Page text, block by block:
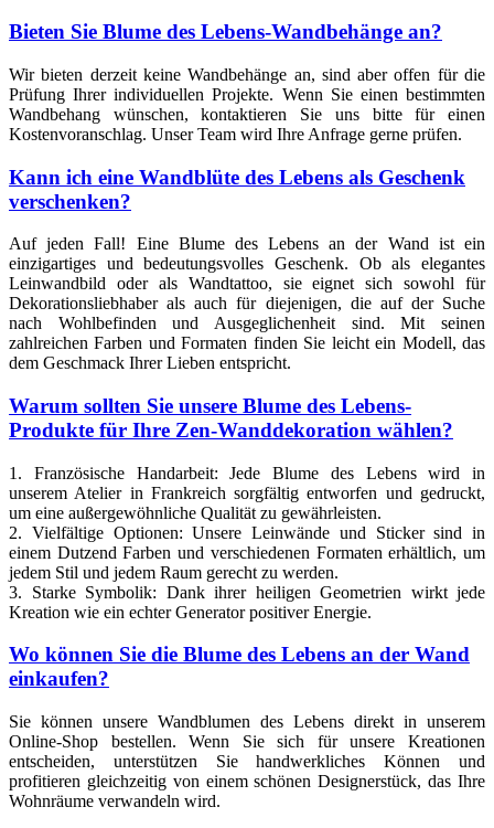
Bieten Sie Blume des Lebens-Wandbehänge an?
Wir bieten derzeit keine Wandbehänge an, sind aber offen für die
Prüfung Ihrer individuellen Projekte. Wenn Sie einen bestimmten
Wandbehang wünschen, kontaktieren Sie uns bitte für einen
Kostenvoranschlag. Unser Team wird Ihre Anfrage gerne prüfen.
Kann ich eine Wandblüte des Lebens als Geschenk
verschenken?
Auf jeden Fall! Eine Blume des Lebens an der Wand ist ein
einzigartiges und bedeutungsvolles Geschenk. Ob als elegantes
Leinwandbild oder als Wandtattoo, sie eignet sich sowohl für
Dekorationsliebhaber als auch für diejenigen, die auf der Suche
nach Wohlbefinden und Ausgeglichenheit sind. Mit seinen
zahlreichen Farben und Formaten finden Sie leicht ein Modell, das
dem Geschmack Ihrer Lieben entspricht.
Warum sollten Sie unsere Blume des Lebens-
Produkte für Ihre Zen-Wanddekoration wählen?
1. Französische Handarbeit: Jede Blume des Lebens wird in
unserem Atelier in Frankreich sorgfältig entworfen und gedruckt,
um eine außergewöhnliche Qualität zu gewährleisten.
2. Vielfältige Optionen: Unsere Leinwände und Sticker sind in
einem Dutzend Farben und verschiedenen Formaten erhältlich, um
jedem Stil und jedem Raum gerecht zu werden.
3. Starke Symbolik: Dank ihrer heiligen Geometrien wirkt jede
Kreation wie ein echter Generator positiver Energie.
Wo können Sie die Blume des Lebens an der Wand
einkaufen?
Sie können unsere Wandblumen des Lebens direkt in unserem
Online-Shop bestellen. Wenn Sie sich für unsere Kreationen
entscheiden, unterstützen Sie handwerkliches Können und
profitieren gleichzeitig von einem schönen Designerstück, das Ihre
Wohnräume verwandeln wird.